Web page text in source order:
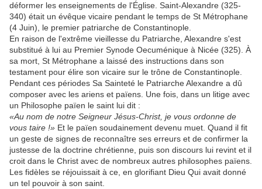
déformer les enseignements de l'Église. Saint-Alexandre (325-
340) était un évêque vicaire pendant le temps de St Métrophane
(4 Juin), le premier patriarche de Constantinople.
En raison de l'extrême vieillesse du Patriarche, Alexandre s'est
substitué à lui au Premier Synode Oecuménique à Nicée (325). À
sa mort, St Métrophane a laissé des instructions dans son
testament pour élire son vicaire sur le trône de Constantinople.
Pendant ces périodes Sa Sainteté le Patriarche Alexandre a dû
composer avec les ariens et païens. Une fois, dans un litige avec
un Philosophe païen le saint lui dit :
«Au nom de notre Seigneur Jésus-Christ, je vous ordonne de
vous taire !» Et le païen soudainement devenu muet. Quand il fit
un geste de signes de reconnaître ses erreurs et de confirmer la
justesse de la doctrine chrétienne, puis son discours lui revint et il
croit dans le Christ avec de nombreux autres philosophes païens.
Les fidèles se réjouissait à ce, en glorifiant Dieu Qui avait donné
un tel pouvoir à son saint.